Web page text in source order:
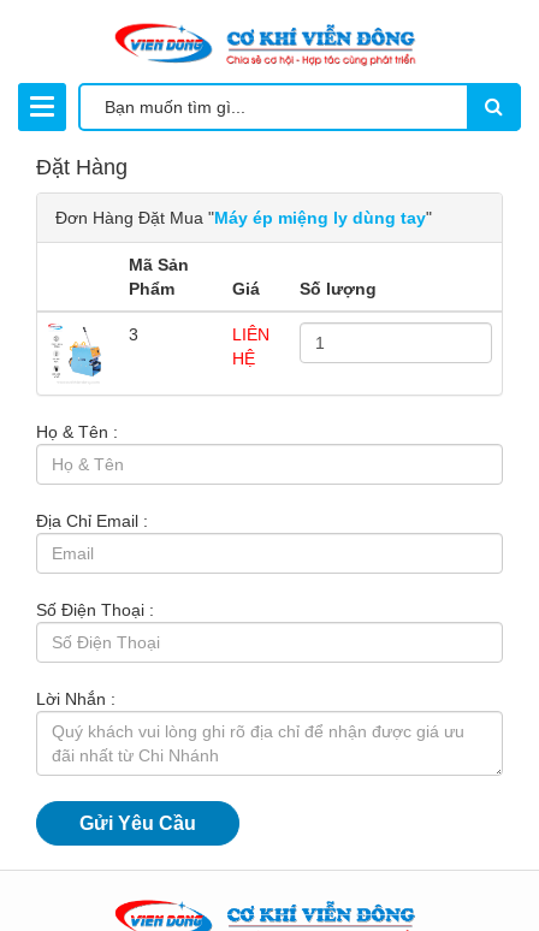
Đặt Hàng
Đơn Hàng Đặt Mua "Máy ép miệng ly dùng tay"
Mã Sản
Phẩm
Giá Số lượng
3
LIÊN
HỆ
Họ & Tên :
Địa Chỉ Email :
Số Điện Thoại :
Lời Nhắn :